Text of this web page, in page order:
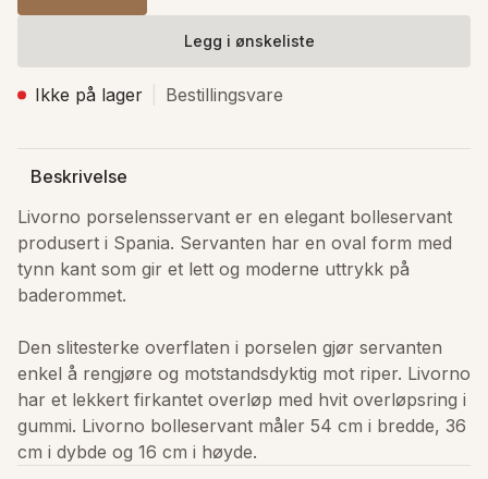
Legg i ønskeliste
Ikke på lager Bestillingsvare
Beskrivelse
Livorno porselensservant er en elegant bolleservant
produsert i Spania. Servanten har en oval form med
tynn kant som gir et lett og moderne uttrykk på
baderommet.
Den slitesterke overflaten i porselen gjør servanten
enkel å rengjøre og motstandsdyktig mot riper. Livorno
har et lekkert firkantet overløp med hvit overløpsring i
gummi. Livorno bolleservant måler 54 cm i bredde, 36
cm i dybde og 16 cm i høyde.